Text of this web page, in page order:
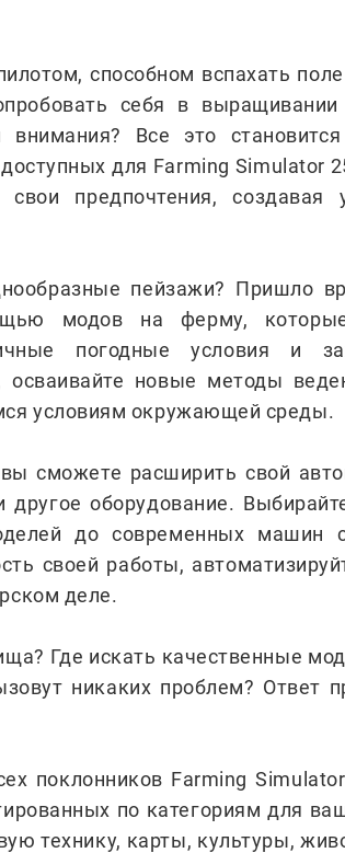
способном вспахать
себя в выращивании
Все это
для Farming Simulator
предпочтения, создавая
пейзажи? Пришло
модов на ферму, которые
погодные условия и
новые методы
условиям окружающей среды.
сможете расширить свой
оборудование.
до современных машин
своей работы,
деле.
Где искать качественные
никаких проблем? Ответ
поклонников Farming
по категориям для
технику, карты, культуры,